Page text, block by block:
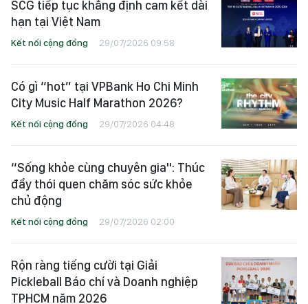
Kết nối cộng đồng 29/07/2026 11:36
hạn tại Việt Nam
Kết nối cộng đồng 29/07/2026 09:58
City Music Half Marathon 2026?
Kết nối cộng đồng 29/07/2026 04:48
“Sống khỏe cùng chuyên gia": Thúc
chủ động
Kết nối cộng đồng 29/07/2026 02:00